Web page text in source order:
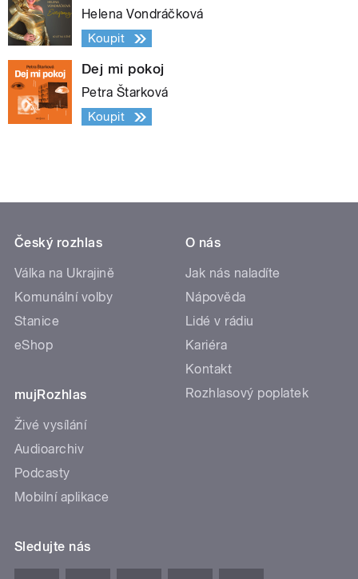
Helena Vondráčková
Koupit
Dej mi pokoj
Petra Štarková
Koupit
Český rozhlas
Válka na Ukrajině
Komunální volby
Stanice
eShop
mujRozhlas
Živé vysílání
Audioarchiv
Podcasty
Mobilní aplikace
O nás
Jak nás naladíte
Nápověda
Lidé v rádiu
Kariéra
Kontakt
Rozhlasový poplatek
Sledujte nás